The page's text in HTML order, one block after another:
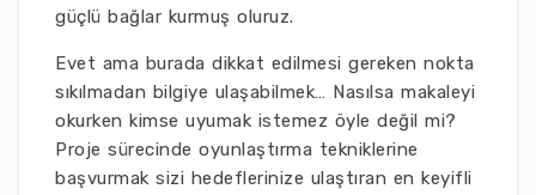
güçlü bağlar kurmuş oluruz.
Evet ama burada dikkat edilmesi gereken nokta
sıkılmadan bilgiye ulaşabilmek… Nasılsa makaleyi
okurken kimse uyumak istemez öyle değil mi?
Proje sürecinde oyunlaştırma tekniklerine
başvurmak sizi hedeflerinize ulaştıran en keyifli